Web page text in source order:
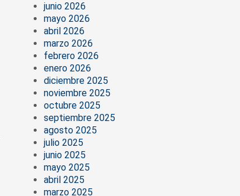
junio 2026
mayo 2026
abril 2026
marzo 2026
febrero 2026
enero 2026
diciembre 2025
noviembre 2025
octubre 2025
septiembre 2025
agosto 2025
julio 2025
junio 2025
mayo 2025
abril 2025
marzo 2025